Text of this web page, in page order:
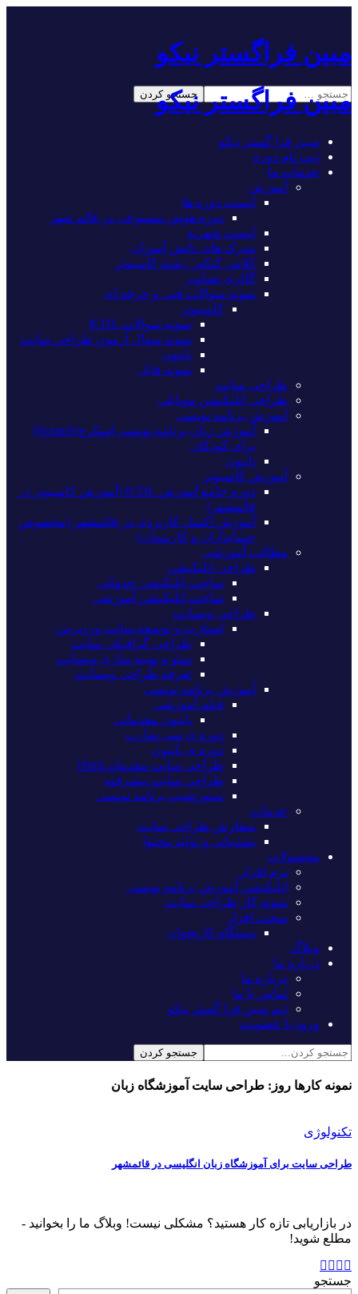
مبین فراگستر نیکو
مبین فراگستر نیکو
مبین فرا گستر نیکو
ثبت نام دوره
خدمات ما
آموزش
لیست دوره ها
دوره هوش مصنوعی در قائم شهر
لیست شهریه
مدرک های دانش آموزان
کلاس کنکور رشته کامپیوتر
گالری تصاویر
نمونه سوالات فنی و حرفه ای
کامپیوتر
نمونه سوالات ICDL
نمونه سوال آزمون طراحی سایت
پایتون
نمونه فایل
طراحی سایت
طراحی اپلیکیشن موبایلی
اموزش برنامه نویسی
آموزش زبان برنامه نویسی اسکرچ(Scratch)
برای کودکان
پایتون
آموزش کامپیوتر
دوره جامع آموزش ICDL (آموزش کامپیوتر در
قائمشهر)
آموزش اکسل کاربردی در قائمشهر (مخصوص
حسابداران و کارمندان)
مطالب آموزشی
طراحی اپلیکیشن
ساخت اپلیکیشن خدماتی
ساخت اپلیکیشن آموزشی
طراحی وبسایت
استارت و توسعه سایت وردپرس
طراحی گرافیکی سایت
سئو و بهینه سازی وبسایت
تعرفه طراحی وبسایت
آموزش برنامه نویسی
فیلم آموزشی
پایتون مقدماتی
دوره ی سی شارپ
دوره ی پایتون
طراحی سایت مقدماتیHtml
طراحی سایت پیشرفته
منتورشیپ برنامه نویسی
خدمات
سفارش طراحی سایت
پشتیبانی و تولید محتوا
محصولات
نرم افزار
اپلیکیشن آموزش برنامه نویسی
نمونه کار طراحی سایت
سخت افزار
دستگاه کارتخوان
وبلاگ
درباره ما
درباره ما
تماس با ما
تیم مبین فرا گستر نیکو
ورود یا عضویت
نمونه کارها روز:طراحی سایت آموزشگاه زبان
تکنولوژی
طراحی سایت برای آموزشگاه زبان انگلیسی در قائمشهر
در بازاریابی تازه کار هستید؟ مشکلی نیست! وبلاگ ما را بخوانید -
مطلع شوید!
جستجو